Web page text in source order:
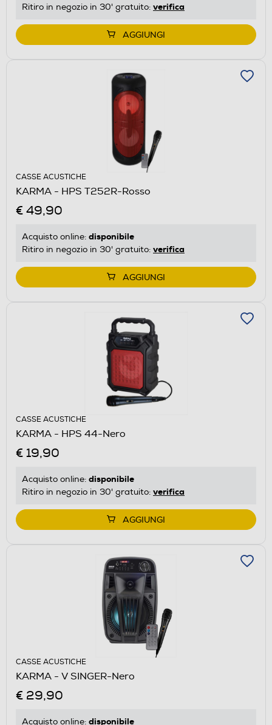
Ritiro in negozio in 30' gratuito: verifica
AGGIUNGI
CASSE ACUSTICHE
KARMA - HPS T252R-Rosso
€ 49,90
Acquisto online: disponibile
Ritiro in negozio in 30' gratuito: verifica
AGGIUNGI
CASSE ACUSTICHE
KARMA - HPS 44-Nero
€ 19,90
Acquisto online: disponibile
Ritiro in negozio in 30' gratuito: verifica
AGGIUNGI
CASSE ACUSTICHE
KARMA - V SINGER-Nero
€ 29,90
Acquisto online: disponibile